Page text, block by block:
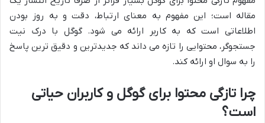
مقاله است؛ این مفهوم به معنای ارتباط، دقت و به روز بودن
اطلاعاتی است که به کاربر ارائه می شود. گوگل با درک نیت
جستجوگر، محتوایی را تازه می داند که جدیدترین و دقیق ترین پاسخ
را به سوال او ارائه کند.
چرا تازگی محتوا برای گوگل و کاربران حیاتی
است؟